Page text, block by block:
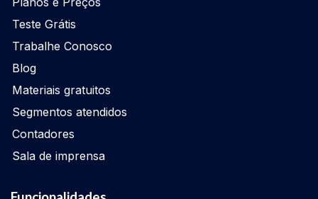
Teste Grátis
Trabalhe Conosco
Blog
Materiais gratuitos
Segmentos atendidos
Contadores
Sala de imprensa